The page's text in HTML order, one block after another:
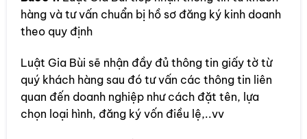
hàng và tư vấn chuẩn bị hồ sơ đăng ký kinh doanh
theo quy định
Luật Gia Bùi sẽ nhận đầy đủ thông tin giấy tờ từ
quý khách hàng sau đó tư vấn các thông tin liên
quan đến doanh nghiệp như cách đặt tên, lựa
chọn loại hình, đăng ký vốn điều lệ,..vv